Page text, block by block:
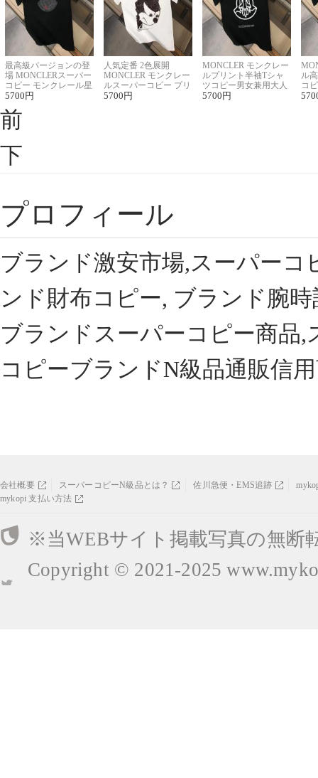
最高級バージョンの登
場 MONCLERスーパー
コピー モンクレール星
座半袖Tシャツ
5700 円
人気定番 2色展開
MONCLER モンクレー
ルスーパーコピー プリ
ント半袖Tシャツ
5700 円
MONCLER モンクレー
ルプリント半袖Tシャ
ツコピー男女兼用大人
可愛い春夏コーデ
5700 円
ル
コ
ィ
前
下
プロフィール
ブランド激安市場,スーパー
ンド財布コピー, ブランド腕
ブランドスーパーコピー商品
コピーブランドN級品通販信
会社概要 スーパーコピーN級品とは？ 佐川急便・EMS追跡
mykopi 支払い方法
※当WEBサイト掲載写真の無断
Copyright © 2021-2025